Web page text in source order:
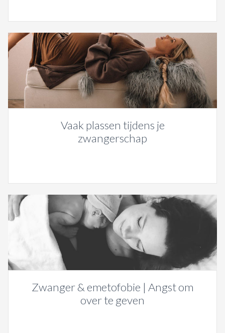
Vaak plassen tijdens je
zwangerschap
Zwanger & emetofobie | Angst om
over te geven